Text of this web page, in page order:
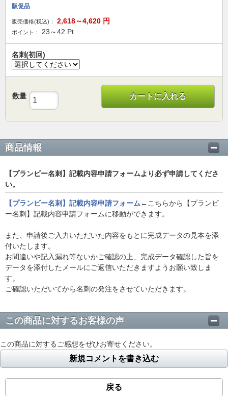
販促品
販売価格(税込)： 2,618～4,620 円
ポイント： 23～42 Pt
名刺(初回)
数量 カートに入れる
商品情報
【プランビー名刺】記載内容申請フォームより必ず申請してくださ
い。
【プランビー名刺】記載内容申請フォーム ←こちらから【プランビ
ー名刺】記載内容申請フォームに移動ができます。
また、申請後ご入力いただいた内容をもとに完成データの見本を添
付いたします。
お間違いや記入漏れ等ないかご確認の上、完成データ確認した旨を
データを添付したメールにご返信いただきますようお願い致しま
す。
ご確認いただいてから名刺の発注をさせていただきます。
この商品に対するお客様の声
この商品に対するご感想をぜひお寄せください。
新規コメントを書き込む
戻る